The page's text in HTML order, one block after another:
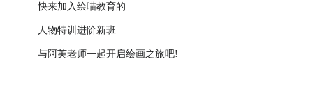
快来加入绘喵教育的
人物特训进阶新班
与阿芙老师一起开启绘画之旅吧!